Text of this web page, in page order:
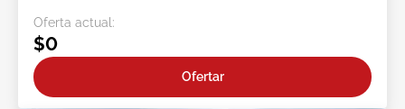
Oferta actual:
$0
Ofertar